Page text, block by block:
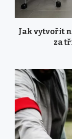
Jak vytvořit
za